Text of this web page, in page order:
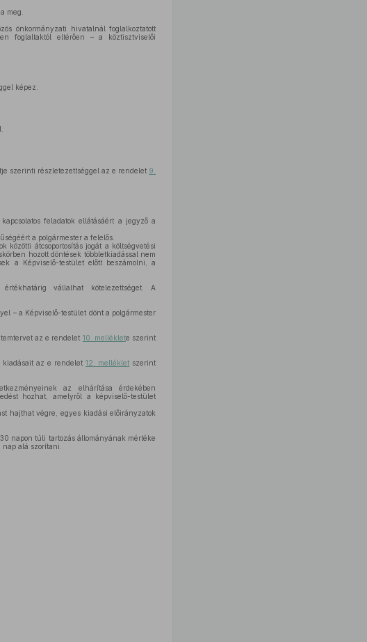
meg.
önkormányzati hivatalnál foglalkoztatott
foglaltaktól eltérően – a köztisztviselői
képez.
szerinti részletezettséggel az e rendelet 9.
feladatok ellátásáért a jegyző a
a polgármester a felelős.
átcsoportosítás jogát a költségvetési
hozott döntések többletkiadással nem
a Képviselő-testület előtt beszámolni, a
vállalhat kötelezettséget. A
– a Képviselő-testület dönt a polgármester
az e rendelet 10. melléklete szerint
kiadásait az e rendelet12. melléklet szerint
az elhárítása érdekében
hozhat, amelyről a képviselő-testület
hajthat végre, egyes kiadási előirányzatok
napon túli tartozás állományának mértéke
alá szorítani.